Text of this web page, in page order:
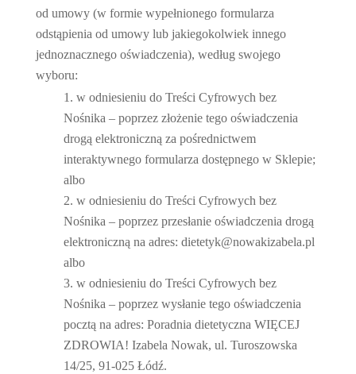
od umowy (w formie wypełnionego formularza
odstąpienia od umowy lub jakiegokolwiek innego
jednoznacznego oświadczenia), według swojego
wyboru:
w odniesieniu do Treści Cyfrowych bez
Nośnika – poprzez złożenie tego oświadczenia
drogą elektroniczną za pośrednictwem
interaktywnego formularza dostępnego w Sklepie;
albo
w odniesieniu do Treści Cyfrowych bez
Nośnika – poprzez przesłanie oświadczenia drogą
elektroniczną na adres: dietetyk@nowakizabela.pl
albo
w odniesieniu do Treści Cyfrowych bez
Nośnika – poprzez wysłanie tego oświadczenia
pocztą na adres: Poradnia dietetyczna WIĘCEJ
ZDROWIA! Izabela Nowak, ul. Turoszowska
14/25, 91-025 Łódź.